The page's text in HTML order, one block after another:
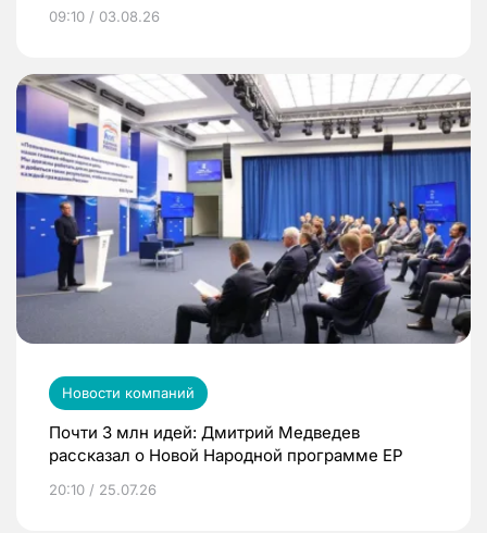
09:10 / 03.08.26
Новости компаний
Почти 3 млн идей: Дмитрий Медведев
рассказал о Новой Народной программе ЕР
20:10 / 25.07.26